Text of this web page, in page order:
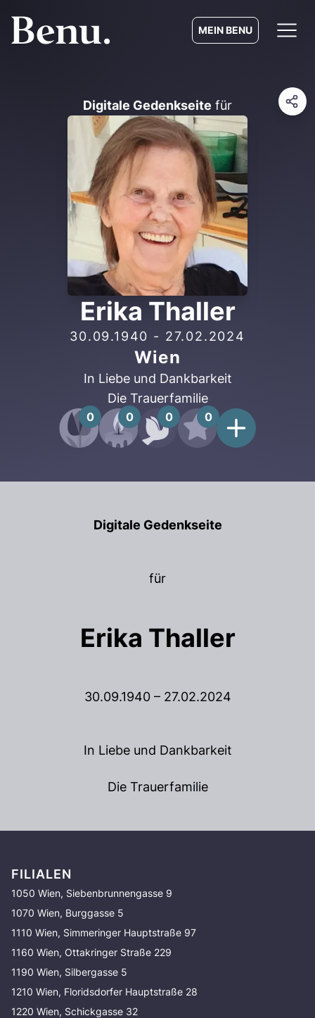
MEIN BENU
Digitale Gedenkseite für
Erika Thaller
30.09.1940 - 27.02.2024
Wien
In Liebe und Dankbarkeit
Die Trauerfamilie
0 0 0 0
Digitale Gedenkseite
für
Erika Thaller
30.09.1940 – 27.02.2024
In Liebe und Dankbarkeit
Die Trauerfamilie
FILIALEN
1050 Wien, Siebenbrunnengasse 9
1070 Wien, Burggasse 5
1110 Wien, Simmeringer Hauptstraße 97
1160 Wien, Ottakringer Straße 229
1190 Wien, Silbergasse 5
1210 Wien, Floridsdorfer Hauptstraße 28
1220 Wien, Schickgasse 32